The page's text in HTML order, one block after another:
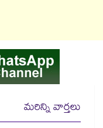
మరిన్ని వార్తలు